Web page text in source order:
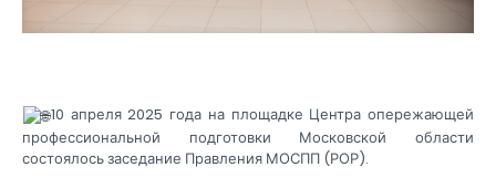
10 апреля 2025 года на площадке Центра опережающей
профессиональной подготовки Московской области
состоялось заседание Правления МОСПП (РОР).